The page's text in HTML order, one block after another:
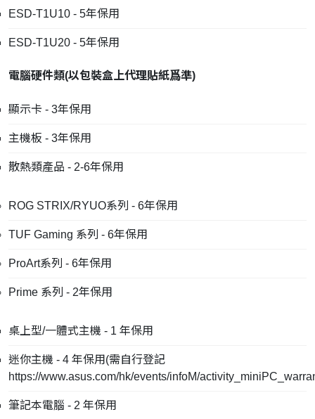
ESD-T1U10 - 5年保用
ESD-T1U20 - 5年保用
電腦硬件類(以包裝盒上代理貼紙爲準)
顯示卡 - 3年保用
主機板 - 3年保用
散熱類產品 - 2-6年保用
ROG STRIX/RYUO系列 - 6年保用
TUF Gaming 系列 - 6年保用
ProArt系列 - 6年保用
Prime 系列 - 2年保用
桌上型/一體式主機 - 1 年保用
迷你主機 - 4 年保用(需自行登記
https://www.asus.com/hk/events/infoM/
筆記本電腦 - 2 年保用